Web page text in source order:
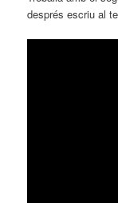
després escriu al